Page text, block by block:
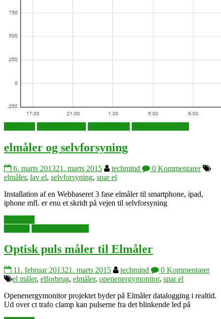
elmåler og selvforsyning
6. marts 201321. marts 2015 techmind
0 Kommentarer
elmåler, lav el, selvforsyning, spar el
Installation af en Webbaseret 3 fase elmåler til smartphone, ipad,
iphone mfl. er enu et skridt på vejen til selvforsyning
Optisk puls måler til Elmåler
11. februar 201321. marts 2015 techmind
0 Kommentarer
el måler, elforbrug, elmåler, openenergymonitor, spar el
Openenergymonitor projektet byder på Elmåler datalogging i realtid.
Ud over ct trafo clamp kan pulserne fra det blinkende led på